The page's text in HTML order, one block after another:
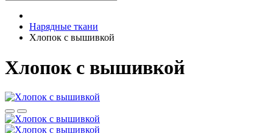
Нарядные ткани
Хлопок с вышивкой
Хлопок с вышивкой